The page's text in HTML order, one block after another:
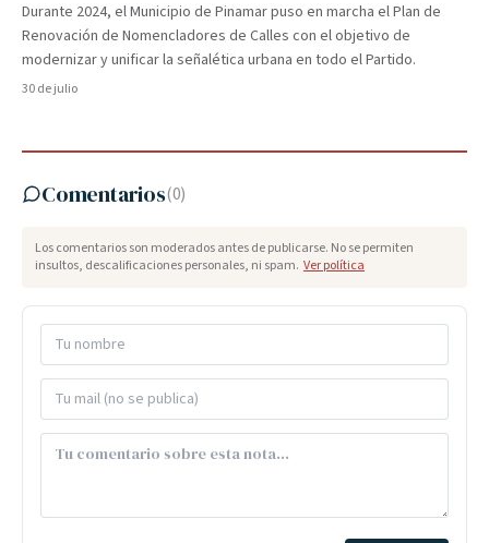
Durante 2024, el Municipio de Pinamar puso en marcha el Plan de
Renovación de Nomencladores de Calles con el objetivo de
modernizar y unificar la señalética urbana en todo el Partido.
30 de julio
Comentarios(0)
Los comentarios son moderados antes de publicarse. No se permiten
insultos, descalificaciones personales, ni spam. Ver política